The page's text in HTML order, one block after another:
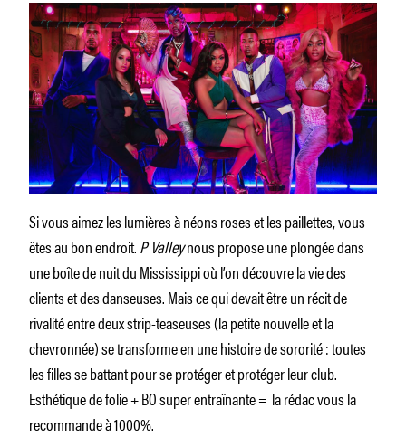
Si vous aimez les lumières à néons roses et les paillettes, vous
êtes au bon endroit.P Valleynous propose une plongée dans
une boîte de nuit du Mississippi où l’on découvre la vie des
clients et des danseuses. Mais ce qui devait être un récit de
rivalité entre deux strip-teaseuses (la petite nouvelle et la
chevronnée) se transforme en une histoire de sororité : toutes
les filles se battant pour se protéger et protéger leur club.
Esthétique de folie + BO super entraînante = la rédac vous la
recommande à 1000%.